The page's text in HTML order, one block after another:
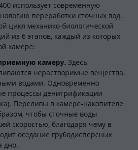
использует современную
переработки сточных вод.
цикл механико-биологической
из 6 этапов, каждый из которых
камере:
камеру. Здесь
нерастворимые вещества,
водами. Одновременно
процессы денитрификации
Переливы в камере-накопителе
чтобы сточные воды
скоростью, благодаря чему в
оседание грубодисперсных
дно.